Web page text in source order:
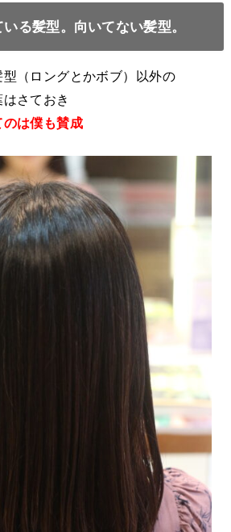
る髪型。向いてない髪型。
（ロングとかボブ）以外の
さておき
は僕も賛成